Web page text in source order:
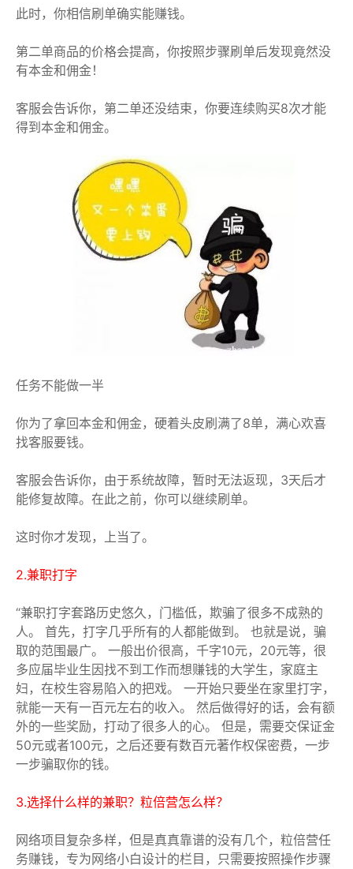
此时，你相信刷单确实能赚钱。
第二单商品的价格会提高，你按照步骤刷单后发现竟然没
有本金和佣金！
客服会告诉你，第二单还没结束，你要连续购买8次才能
得到本金和佣金。
任务不能做一半
你为了拿回本金和佣金，硬着头皮刷满了8单，满心欢喜
找客服要钱。
客服会告诉你，由于系统故障，暂时无法返现，3天后才
能修复故障。在此之前，你可以继续刷单。
这时你才发现，上当了。
2.兼职打字
“兼职打字套路历史悠久，门槛低，欺骗了很多不成熟的
人。 首先，打字几乎所有的人都能做到。 也就是说，骗
取的范围最广。 一般出价很高，千字10元，20元等，很
多应届毕业生因找不到工作而想赚钱的大学生，家庭主
妇，在校生容易陷入的把戏。 一开始只要坐在家里打字，
就能一天有一百元左右的收入。 然后做得好的话，会有额
外的一些奖励，打动了很多人的心。 但是，需要交保证金
50元或者100元，之后还要有数百元著作权保密费，一步
一步骗取你的钱。
3.选择什么样的兼职？粒倍营怎么样？
网络项目复杂多样，但是真真靠谱的没有几个，粒倍营任
务赚钱，专为网络小白设计的栏目，只需要按照操作步骤